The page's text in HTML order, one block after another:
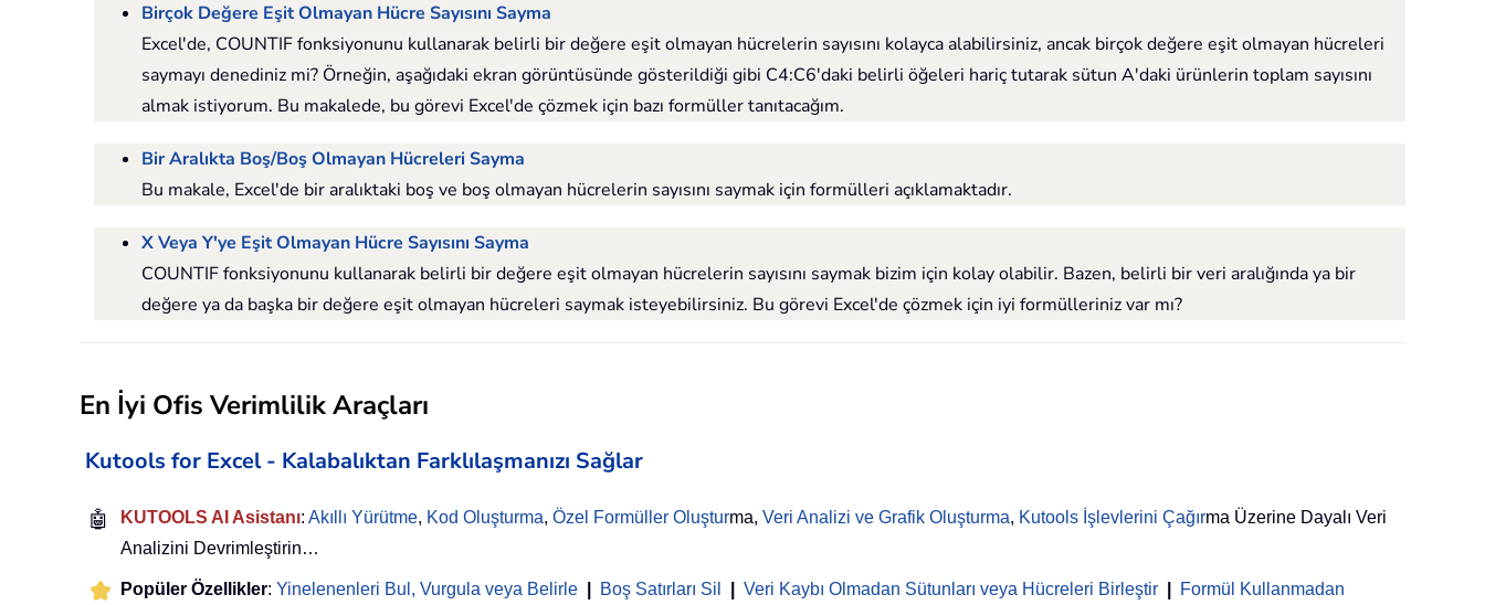
Birçok Değere Eşit Olmayan Hücre Sayısını Sayma
Excel'de, COUNTIF fonksiyonunu kullanarak belirli bir değere eşit olmayan hücrelerin sayısını kolayca alabilirsiniz, ancak birçok değere eşit olmayan hücreleri
saymayı denediniz mi? Örneğin, aşağıdaki ekran görüntüsünde gösterildiği gibi C4:C6'daki belirli öğeleri hariç tutarak sütun A'daki ürünlerin toplam sayısını
almak istiyorum. Bu makalede, bu görevi Excel'de çözmek için bazı formüller tanıtacağım.
Bir Aralıkta Boş/Boş Olmayan Hücreleri Sayma
Bu makale, Excel'de bir aralıktaki boş ve boş olmayan hücrelerin sayısını saymak için formülleri açıklamaktadır.
X Veya Y'ye Eşit Olmayan Hücre Sayısını Sayma
COUNTIF fonksiyonunu kullanarak belirli bir değere eşit olmayan hücrelerin sayısını saymak bizim için kolay olabilir. Bazen, belirli bir veri aralığında ya bir
değere ya da başka bir değere eşit olmayan hücreleri saymak isteyebilirsiniz. Bu görevi Excel'de çözmek için iyi formülleriniz var mı?
En İyi Ofis Verimlilik Araçları
Kutools for Excel - Kalabalıktan Farklılaşmanızı Sağlar
🤖 KUTOOLS AI Asistanı: Akıllı Yürütme, Kod Oluşturma, Özel Formüller Oluşturma, Veri Analizi ve Grafik Oluşturma, Kutools İşlevlerini Çağırma Üzerine Dayalı Veri
Analizini Devrimleştirin…
Popüler Özellikler: Yinelenenleri Bul, Vurgula veya Belirle Boş Satırları Sil Veri Kaybı Olmadan Sütunları veya Hücreleri Birleştir
Formül Kullanmadan